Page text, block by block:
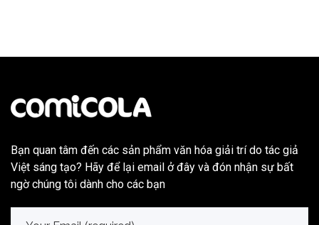
Bạn quan tâm đến các sản phẩm văn hóa giải trí do tác giả
Việt sáng tạo? Hãy để lại email ở đây và đón nhận sự bất
ngờ chúng tôi dành cho các bạn